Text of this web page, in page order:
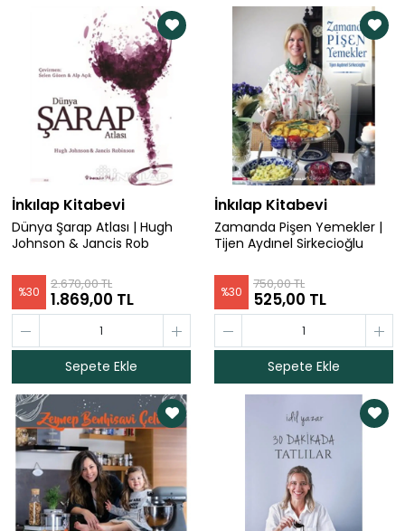
İnkılap Kitabevi
Dünya Şarap Atlası | Hugh
Johnson & Jancis Rob
%30 2.670,00 TL
1.869,00 TL
Sepete Ekle
İnkılap Kitabevi
Zamanda Pişen Yemekler |
Tijen Aydınel Sirkecioğlu
%30 750,00 TL
525,00 TL
Sepete Ekle